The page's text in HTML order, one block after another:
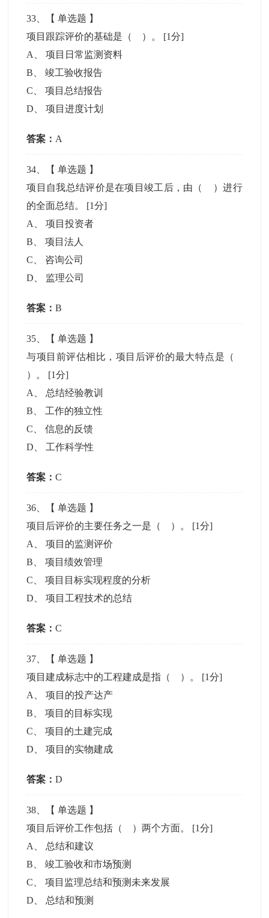
33 、【单选题 】
项目跟踪评价的基础是（ ）。 [1分]
A
、项目日常监测资料
B 、竣工验收报告
C 、项目总结报告
D 、项目进度计划
答案： A
34 、【单选题 】
项目自我总结评价是在项目竣工后，由（ ）进行
的全面总结。 [1分]
A
、项目投资者
B 、项目法人
C
咨询公司
D
监理公司
答案：B
35 、【单选题 】
与项目前评估相比，项目后评价的最大特点是（
）。 [1分]
A
总结经验教训
B
工作的独立性
C 、信息的反馈
D
工作科学性
答案：C
36 、【单选题 】
项目后评价的主要任务之一是（ ）。 [1分]
A
、项目的监测评价
B 、项目绩效管理
C 、项目目标实现程度的分析
D 、项目工程技术的总结
答案：C
37 、【单选题 】
项目建成标志中的工程建成是指（ ）。 [1分]
A
、项目的投产达产
B 、项目的目标实现
C 、项目的土建完成
D 、项目的实物建成
答案：D
38 、【单选题 】
项目后评价工作包括（ ）两个方面。 [1分]
A
总结和建议
B 、竣工验收和市场预测
C 、项目监理总结和预测未来发展
D
总结和预测